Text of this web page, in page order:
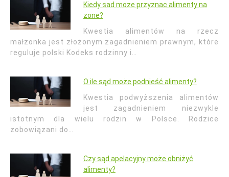
Kiedy sad moze przyznac alimenty na
zone?
Kwestia alimentów na rzecz
małżonka jest złożonym zagadnieniem prawnym, które
reguluje polski Kodeks rodzinny i…
O ile sąd może podnieść alimenty?
Kwestia podwyższenia alimentów
jest zagadnieniem niezwykle
istotnym dla wielu rodzin w Polsce. Rodzice
zobowiązani do…
Czy sąd apelacyjny może obniżyć
alimenty?